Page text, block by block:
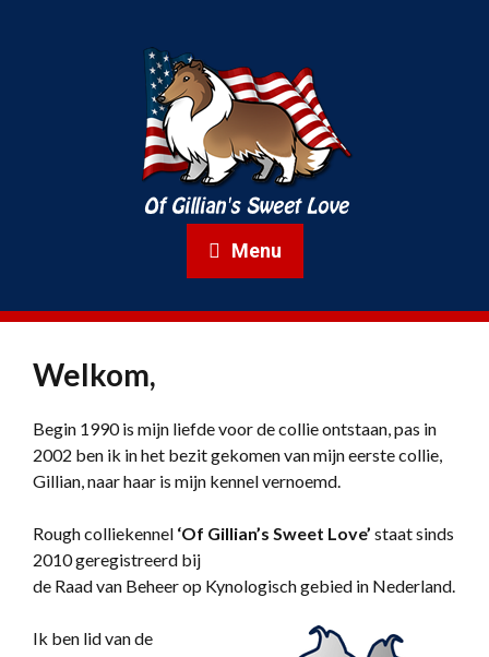
Menu
Welkom,
Begin 1990 is mijn liefde voor de collie ontstaan, pas in
2002 ben ik in het bezit gekomen van mijn eerste collie,
Gillian, naar haar is mijn kennel vernoemd.
Rough colliekennel ‘Of Gillian’s Sweet Love’ staat sinds
2010 geregistreerd bij
de Raad van Beheer op Kynologisch gebied in Nederland.
Ik ben lid van de